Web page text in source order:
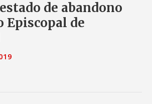
de abandono
Episcopal de